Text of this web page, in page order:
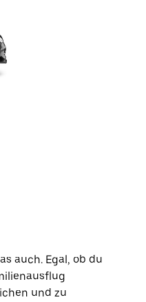
auch. Egal, ob du
und zu